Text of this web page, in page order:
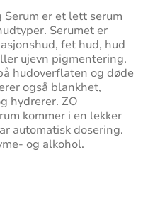
er et lett serum
Serumet er
fet hud, hud
ujevn pigmentering.
hudoverflaten og døde
også blankhet,
hydrerer. ZO
kommer i en lekker
automatisk dosering.
og alkohol.